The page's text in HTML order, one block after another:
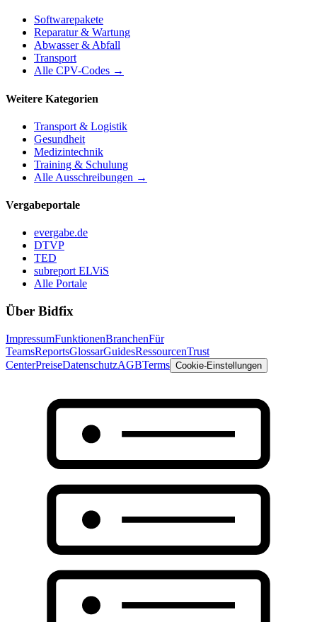
Softwarepakete
Reparatur & Wartung
Abwasser & Abfall
Transport
Alle CPV-Codes →
Weitere Kategorien
Transport & Logistik
Gesundheit
Medizintechnik
Training & Schulung
Alle Ausschreibungen →
Vergabeportale
evergabe.de
DTVP
TED
subreport ELViS
Alle Portale
Über Bidfix
ImpressumFunktionenBranchenFür
TeamsReportsGlossarGuidesRessourcenTrust
CenterPreiseDatenschutzAGBTerms Cookie-Einstellungen